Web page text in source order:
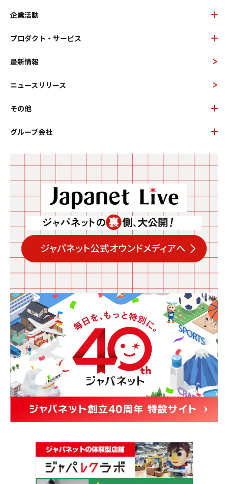
企業活動
プロダクト・サービス
最新情報
ニュースリリース
その他
グループ会社